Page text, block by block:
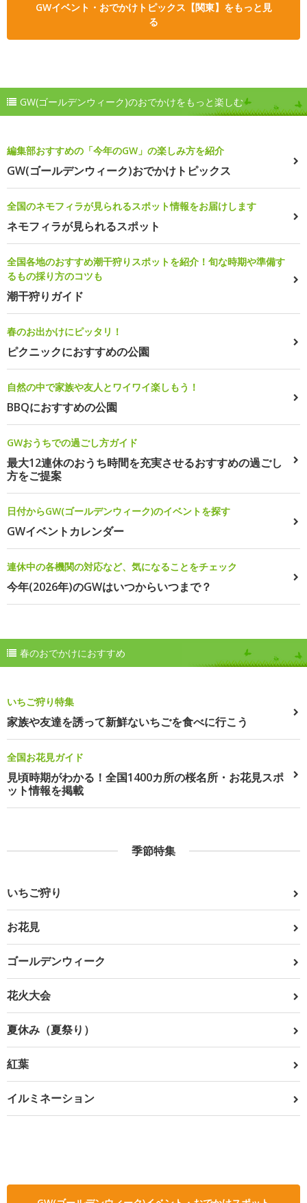
GWイベント・おでかけトピックス【関東】をもっと見
る
GW(ゴールデンウィーク)のおでかけをもっと楽しむ
編集部おすすめの「今年のGW」の楽しみ方を紹介
GW(ゴールデンウィーク)おでかけトピックス
全国のネモフィラが見られるスポット情報をお届けします
ネモフィラが見られるスポット
全国各地のおすすめ潮干狩りスポットを紹介！旬な時期や準備す
るもの採り方のコツも
潮干狩りガイド
春のお出かけにピッタリ！
ピクニックにおすすめの公園
自然の中で家族や友人とワイワイ楽しもう！
BBQにおすすめの公園
GWおうちでの過ごし方ガイド
最大12連休のおうち時間を充実させるおすすめの過ごし
方をご提案
日付からGW(ゴールデンウィーク)のイベントを探す
GWイベントカレンダー
連休中の各機関の対応など、気になることをチェック
今年(2026年)のGWはいつからいつまで？
春のおでかけにおすすめ
いちご狩り特集
家族や友達を誘って新鮮ないちごを食べに行こう
全国お花見ガイド
見頃時期がわかる！全国1400カ所の桜名所・お花見スポ
ット情報を掲載
季節特集
いちご狩り
お花見
ゴールデンウィーク
花火大会
夏休み（夏祭り）
紅葉
イルミネーション